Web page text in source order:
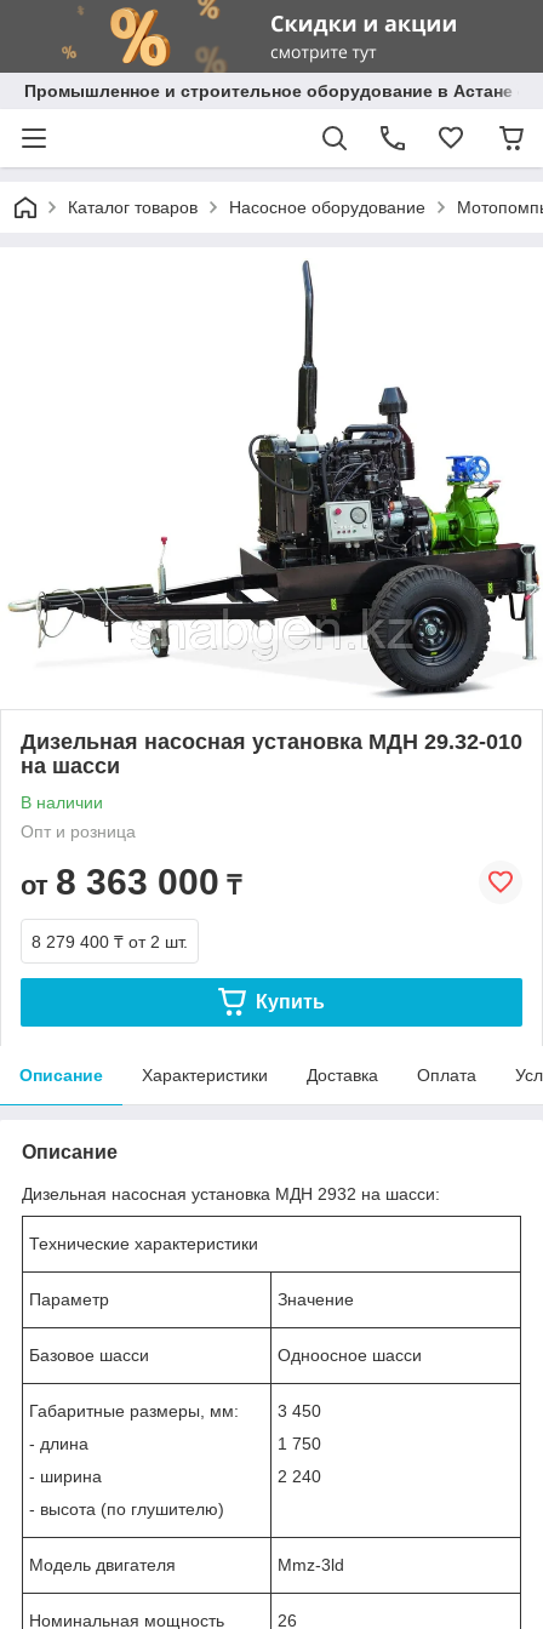
Промышленное и строительное оборудование в Астане с
Каталог товаров Насосное оборудование
Дизельная насосная установка МДН 29.32-010
на шасси
В наличии
Опт и розница
от 8 363 000 ₸
8 279 400 ₸ от 2 шт.
Купить
Описание Характеристики Доставка Оплата
Описание
Дизельная насосная установка МДН 2932 на шасси:
Технические характеристики
Параметр Значение
Базовое шасси Одноосное шасси
Габаритные размеры, мм:
- длина
- ширина
- высота (по глушителю)
3 450
1 750
2 240
Модель двигателя Mmz-3ld
Номинальная мощность 26